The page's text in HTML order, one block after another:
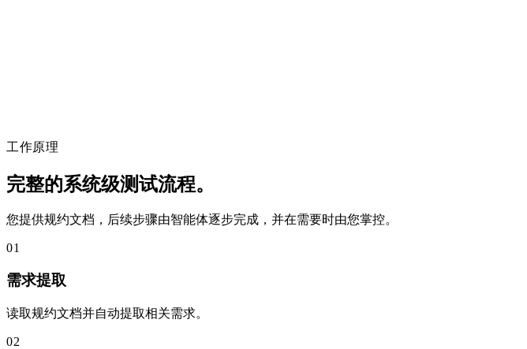
工作原理
完整的系统级测试流程。
您提供规约文档，后续步骤由智能体逐步完成，并在需要时由您掌控。
01
需求提取
读取规约文档并自动提取相关需求。
02